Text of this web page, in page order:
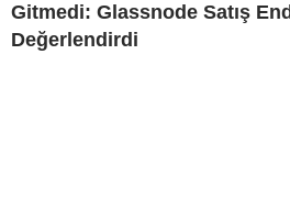
Gitmedi: Glassnode Satış
Değerlendirdi